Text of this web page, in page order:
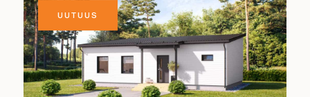
UUTUUS